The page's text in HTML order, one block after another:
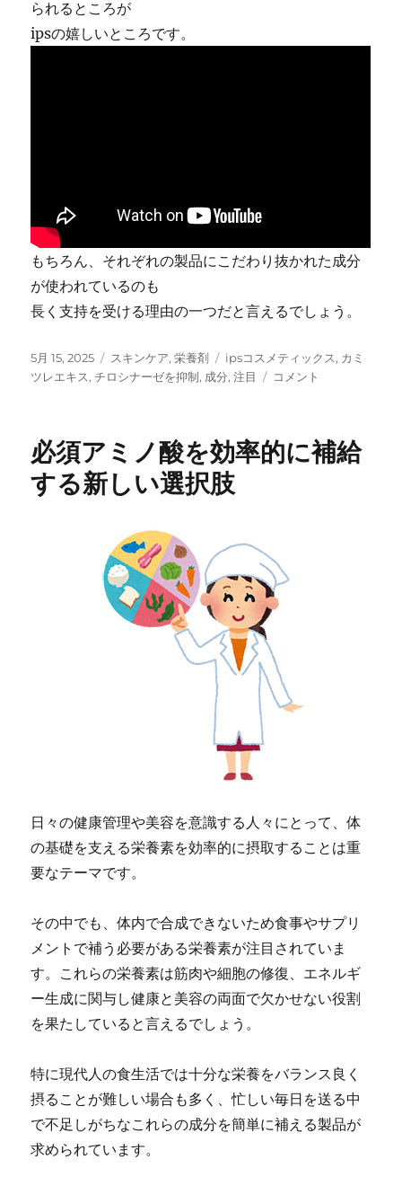
られるところが
ipsの嬉しいところです。
もちろん、それぞれの製品にこだわり抜かれた成分
が使われているのも
長く支持を受ける理由の一つだと言えるでしょう。
投
稿
5月 15, 2025
カ
テ
スキンケア,栄養剤
タ
グ
ipsコスメティックス, カミ
ツレエキス,チロシナーゼを抑制, 成分,注目
注
分
エ
キ
ス
コメント
必須アミノ酸を効率的に補給
する新しい選択肢
日々の健康管理や美容を意識する人々にとって、体
の基礎を支える栄養素を効率的に摂取することは重
要なテーマです。
その中でも、体内で合成できないため食事やサプリ
メントで補う必要がある栄養素が注目されていま
す。これらの栄養素は筋肉や細胞の修復、エネルギ
ー生成に関与し健康と美容の両面で欠かせない役割
を果たしていると言えるでしょう。
特に現代人の食生活では十分な栄養をバランス良く
摂ることが難しい場合も多く、忙しい毎日を送る中
で不足しがちなこれらの成分を簡単に補える製品が
求められています。